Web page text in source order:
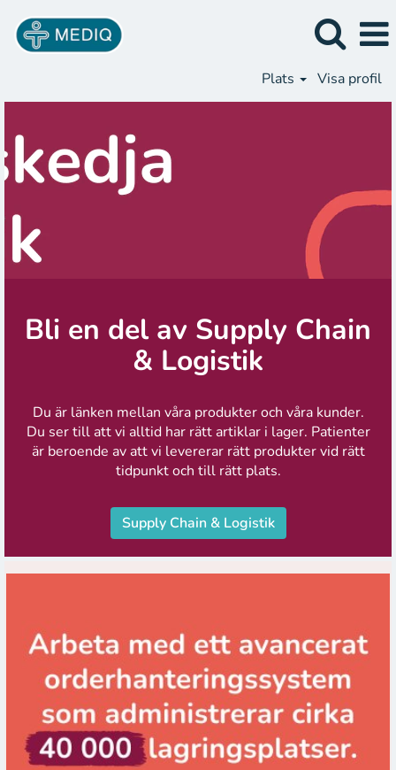
Plats Visa profil
Bli en del av Supply Chain
& Logistik
Du är länken mellan våra produkter och våra kunder.
Du ser till att vi alltid har rätt artiklar i lager. Patienter
är beroende av att vi levererar rätt produkter vid rätt
tidpunkt och till rätt plats.
Supply Chain & Logistik